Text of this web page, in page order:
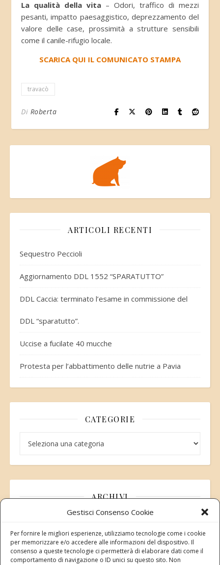
Gestisci Consenso Cookie
Per fornire le migliori esperienze, utilizziamo tecnologie come i cookie
per memorizzare e/o accedere alle informazioni del dispositivo. Il
consenso a queste tecnologie ci permetterà di elaborare dati come il
comportamento di navigazione o ID unici su questo sito. Non
La qualità della vita – Odori, traffico di mezzi
pesanti, impatto paesaggistico, deprezzamento del
valore delle case, prossimità a strutture sensibili
come il canile-rifugio locale.
SCARICA QUI IL COMUNICATO STAMPA
travacò
Di Roberta
ARTICOLI RECENTI
Sequestro Peccioli
Aggiornamento DDL 1552 “SPARATUTTO”
DDL Caccia: terminato l’esame in commissione del
DDL “sparatutto”.
Uccise a fucilate 40 mucche
Protesta per l’abbattimento delle nutrie a Pavia
CATEGORIE
ARCHIVI